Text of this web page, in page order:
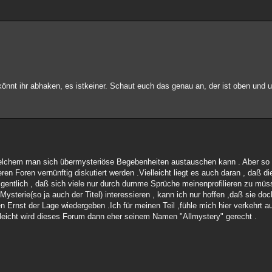
ihr abhaken, es istkeiner. Schaut euch das genau an, der ist oben und
man sich übermysteriöse Begebenheiten austauschen kann . Aber
Foren vernünftig diskutiert werden .Vielleicht liegt es auch daran , daß
, daß sich viele nur durch dumme Sprüche meinenprofilieren zu
ja auch der Titel) interessieren , kann ich nur hoffen ,daß sie
Ernst der Lage wiedergeben .Ich für meinen Teil ,fühle mich hier verkehrt
wird dieses Forum dann eher seinem Namen "Allmystery" gerecht .